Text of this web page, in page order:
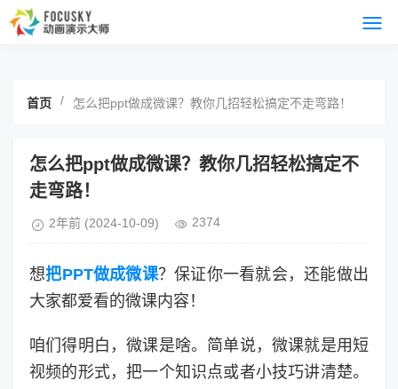
首页 / 怎么把ppt做成微课？教你几招轻松搞定不走弯路！
怎么把ppt做成微课？教你几招轻松搞定不
走弯路！
2年前 (2024-10-09) 2374
想把PPT做成微课？保证你一看就会，还能做出
大家都爱看的微课内容！
咱们得明白，微课是啥。简单说，微课就是用短
视频的形式，把一个知识点或者小技巧讲清楚。